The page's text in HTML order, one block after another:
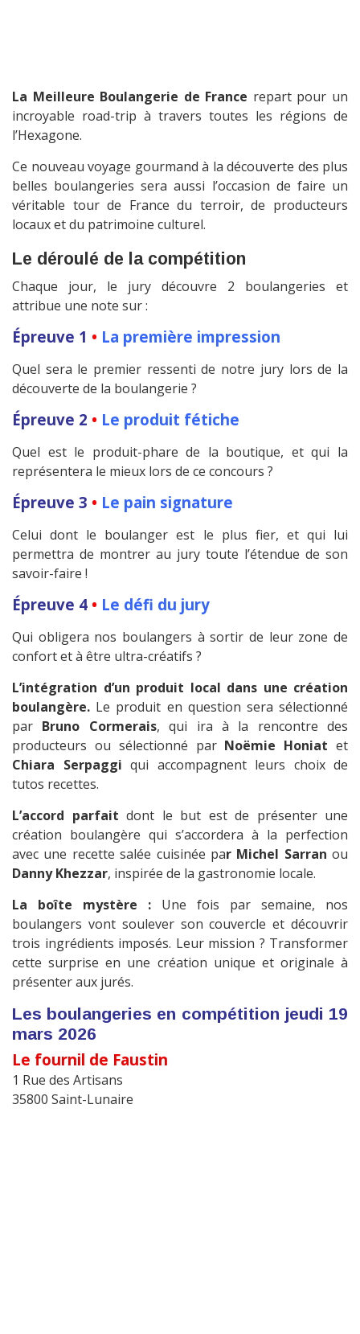
La Meilleure Boulangerie de France repart pour un
incroyable road-trip à travers toutes les régions de
l’Hexagone.
Ce nouveau voyage gourmand à la découverte des plus
belles boulangeries sera aussi l’occasion de faire un
véritable tour de France du terroir, de producteurs
locaux et du patrimoine culturel.
Le déroulé de la compétition
Chaque jour, le jury découvre 2 boulangeries et
attribue une note sur :
Épreuve 1 • La première impression
Quel sera le premier ressenti de notre jury lors de la
découverte de la boulangerie ?
Épreuve 2 • Le produit fétiche
Quel est le produit-phare de la boutique, et qui la
représentera le mieux lors de ce concours ?
Épreuve 3 • Le pain signature
Celui dont le boulanger est le plus fier, et qui lui
permettra de montrer au jury toute l’étendue de son
savoir-faire !
Épreuve 4 • Le défi du jury
Qui obligera nos boulangers à sortir de leur zone de
confort et à être ultra-créatifs ?
L’intégration d’un produit local dans une création
boulangère. Le produit en question sera sélectionné
par Bruno Cormerais, qui ira à la rencontre des
producteurs ou sélectionné par Noëmie Honiat et
Chiara Serpaggi qui accompagnent leurs choix de
tutos recettes.
L’accord parfait dont le but est de présenter une
création boulangère qui s’accordera à la perfection
avec une recette salée cuisinée par Michel Sarran ou
Danny Khezzar, inspirée de la gastronomie locale.
La boîte mystère : Une fois par semaine, nos
boulangers vont soulever son couvercle et découvrir
trois ingrédients imposés. Leur mission ? Transformer
cette surprise en une création unique et originale à
présenter aux jurés.
Les boulangeries en compétition jeudi 19
mars 2026
Le fournil de Faustin
1 Rue des Artisans
35800 Saint-Lunaire